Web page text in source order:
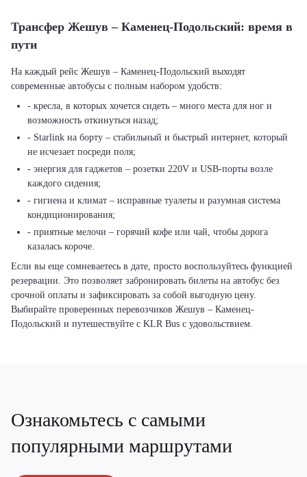
Трансфер Жешув – Каменец-Подольский: время в
пути
На каждый рейс Жешув – Каменец-Подольский выходят
современные автобусы с полным набором удобств:
- кресла, в которых хочется сидеть – много места для ног и
возможность откинуться назад;
- Starlink на борту – стабильный и быстрый интернет, который
не исчезает посреди поля;
- энергия для гаджетов – розетки 220V и USB-порты возле
каждого сидения;
- гигиена и климат – исправные туалеты и разумная система
кондиционирования;
- приятные мелочи – горячий кофе или чай, чтобы дорога
казалась короче.
Если вы еще сомневаетесь в дате, просто воспользуйтесь функцией
резервации. Это позволяет забронировать билеты на автобус без
срочной оплаты и зафиксировать за собой выгодную цену.
Выбирайте проверенных перевозчиков Жешув – Каменец-
Подольский и путешествуйте с KLR Bus с удовольствием.
Ознакомьтесь с самыми
популярными маршрутами